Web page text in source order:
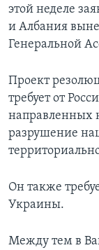
этой неделе
и Албания
Генеральной
Проект
требует от
направленных
разрушение
Он также
Украины.
Между тем в